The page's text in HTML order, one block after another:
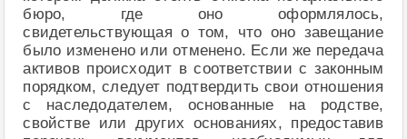
бюро, где оно оформлялось,
свидетельствующая о том, что оно завещание
было изменено или отменено. Если же передача
активов происходит в соответствии с законным
порядком, следует подтвердить свои отношения
с наследодателем, основанные на родстве,
свойстве или других основаниях, предоставив